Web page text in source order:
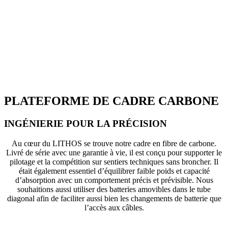
PLATEFORME DE CADRE CARBONE
INGÉNIERIE POUR LA PRÉCISION
Au cœur du LITHOS se trouve notre cadre en fibre de carbone.
Livré de série avec une garantie à vie, il est conçu pour supporter le
pilotage et la compétition sur sentiers techniques sans broncher. Il
était également essentiel d’équilibrer faible poids et capacité
d’absorption avec un comportement précis et prévisible. Nous
souhaitions aussi utiliser des batteries amovibles dans le tube
diagonal afin de faciliter aussi bien les changements de batterie que
l’accès aux câbles.